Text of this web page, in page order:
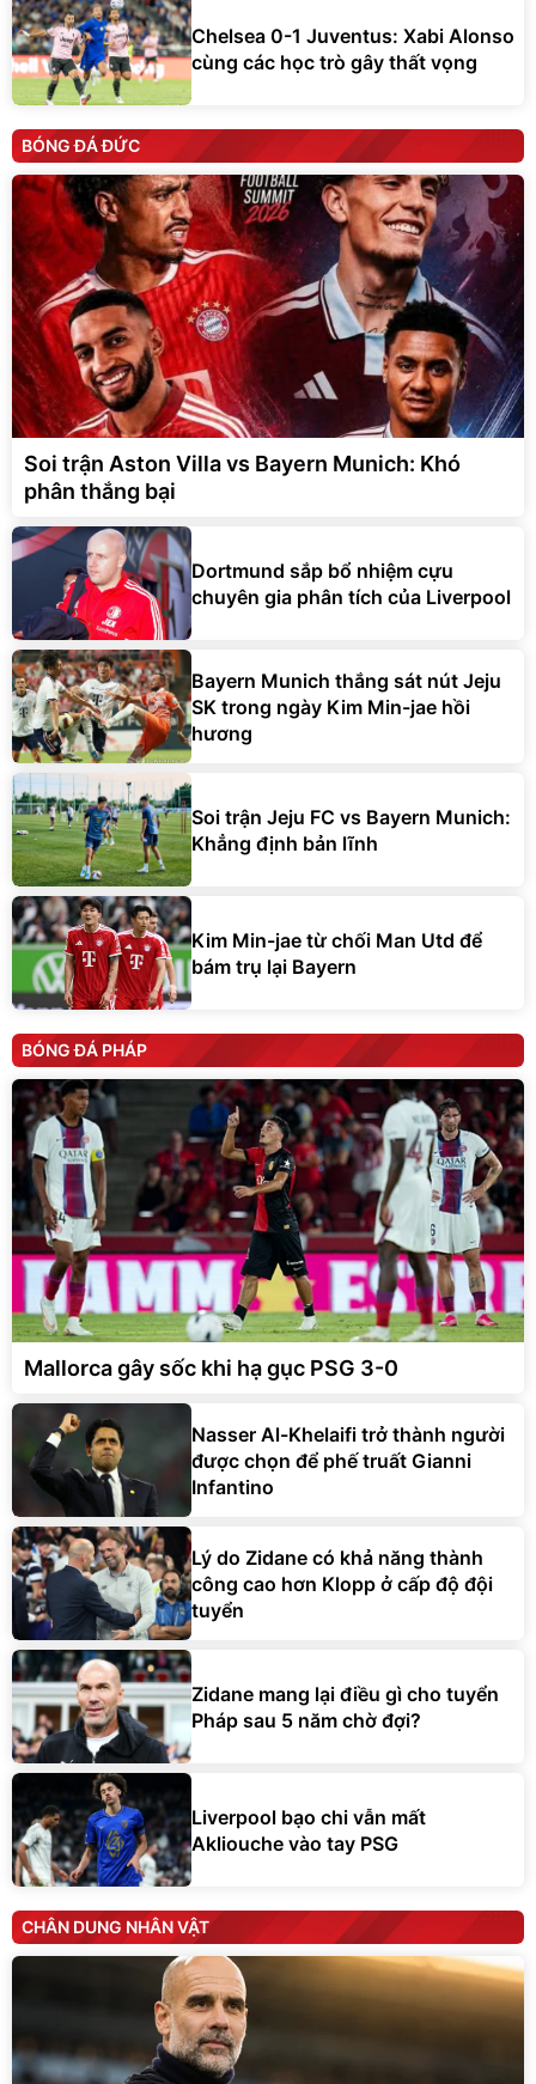
Chelsea 0-1 Juventus: Xabi Alonso
cùng các học trò gây thất vọng
BÓNG ĐÁ ĐỨC
Soi trận Aston Villa vs Bayern Munich: Khó
phân thắng bại
Dortmund sắp bổ nhiệm cựu
chuyên gia phân tích của Liverpool
Bayern Munich thắng sát nút Jeju
SK trong ngày Kim Min-jae hồi
hương
Soi trận Jeju FC vs Bayern Munich:
Khẳng định bản lĩnh
Kim Min-jae từ chối Man Utd để
bám trụ lại Bayern
BÓNG ĐÁ PHÁP
Mallorca gây sốc khi hạ gục PSG 3-0
Nasser Al-Khelaifi trở thành người
được chọn để phế truất Gianni
Infantino
Lý do Zidane có khả năng thành
công cao hơn Klopp ở cấp độ đội
tuyển
Zidane mang lại điều gì cho tuyển
Pháp sau 5 năm chờ đợi?
Liverpool bạo chi vẫn mất
Akliouche vào tay PSG
CHÂN DUNG NHÂN VẬT